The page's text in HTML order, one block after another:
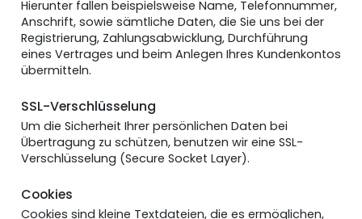
Hierunter fallen beispielsweise Name, Telefonnummer,
Anschrift, sowie sämtliche Daten, die Sie uns bei der
Registrierung, Zahlungsabwicklung, Durchführung
eines Vertrages und beim Anlegen Ihres Kundenkontos
übermitteln.
SSL-Verschlüsselung
Um die Sicherheit Ihrer persönlichen Daten bei
Übertragung zu schützen, benutzen wir eine SSL-
Verschlüsselung (Secure Socket Layer).
Cookies
Cookies sind kleine Textdateien, die es ermöglichen,